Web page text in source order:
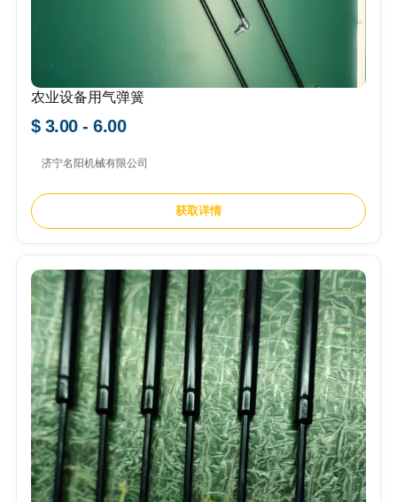
农业设备用气弹簧
$ 3.00 - 6.00
济宁名阳机械有限公司
获取详情